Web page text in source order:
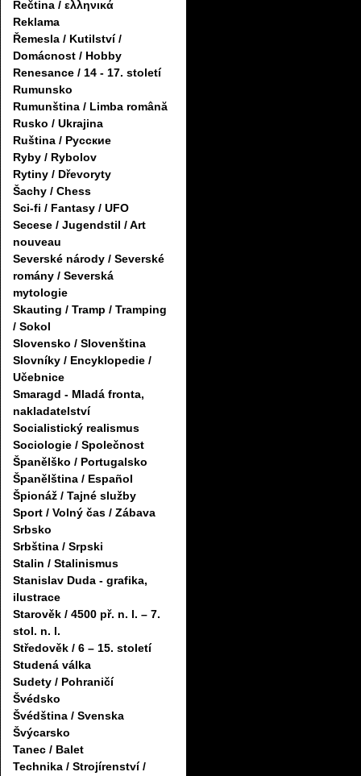
Řečtina / ελληνικά
Reklama
Řemesla / Kutilství /
Domácnost / Hobby
Renesance / 14 - 17. století
Rumunsko
Rumunština / Limba română
Rusko / Ukrajina
Ruština / Русские
Ryby / Rybolov
Rytiny / Dřevoryty
Šachy / Chess
Sci-fi / Fantasy / UFO
Secese / Jugendstil / Art
nouveau
Severské národy / Severské
romány / Severská
mytologie
Skauting / Tramp / Tramping
/ Sokol
Slovensko / Slovenština
Slovníky / Encyklopedie /
Učebnice
Smaragd - Mladá fronta,
nakladatelství
Socialistický realismus
Sociologie / Společnost
Španělško / Portugalsko
Španělština / Español
Špionáž / Tajné služby
Sport / Volný čas / Zábava
Srbsko
Srbština / Srpski
Stalin / Stalinismus
Stanislav Duda - grafika,
ilustrace
Starověk / 4500 př. n. l. – 7.
stol. n. l.
Středověk / 6 – 15. století
Studená válka
Sudety / Pohraničí
Švédsko
Švédština / Svenska
Švýcarsko
Tanec / Balet
Technika / Strojírenství /